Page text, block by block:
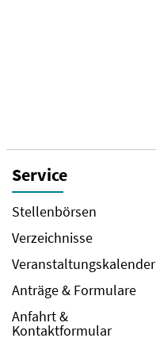
Service
Stellenbörsen
Verzeichnisse
Veranstaltungskalender
Anträge & Formulare
Anfahrt &
Kontaktformular